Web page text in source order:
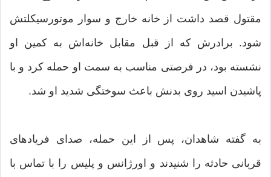
مقتول قصد داشت از خانه خارج و سوار موتورسیکلتش
شود. برادرش که از قبل مقابل خانه‌اش به کمین او
نشسته بود، در فرصتی مناسب به سمت او حمله کرد و با
پاشیدن اسید روی بدنش باعث سوختگی شدید او شد.
به گفته شاهدان، پس از این حمله، صدای فریادهای
قربانی حادثه را شنیدند و اورژانس و پلیس را با تماس با